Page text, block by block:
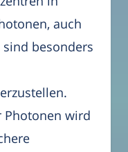
auch
besonders
Photonen wird